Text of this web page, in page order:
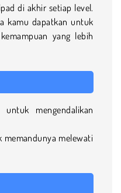
di akhir setiap level.
kamu dapatkan untuk
yang lebih
untuk mengendalikan
memandunya melewati